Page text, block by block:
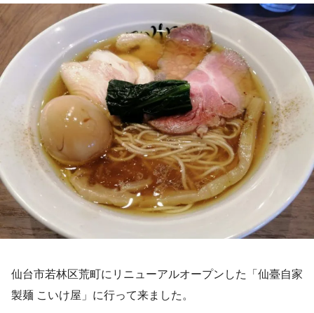
仙台市若林区荒町にリニューアルオープンした「仙臺自家
製麺 こいけ屋」に行って来ました。